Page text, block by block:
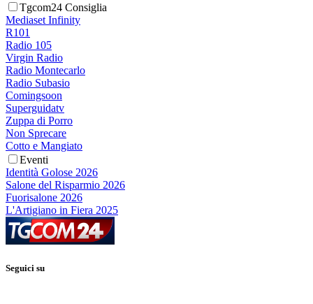
Tgcom24 Consiglia
Mediaset Infinity
R101
Radio 105
Virgin Radio
Radio Montecarlo
Radio Subasio
Comingsoon
Superguidatv
Zuppa di Porro
Non Sprecare
Cotto e Mangiato
Eventi
Identità Golose 2026
Salone del Risparmio 2026
Fuorisalone 2026
L'Artigiano in Fiera 2025
Seguici su